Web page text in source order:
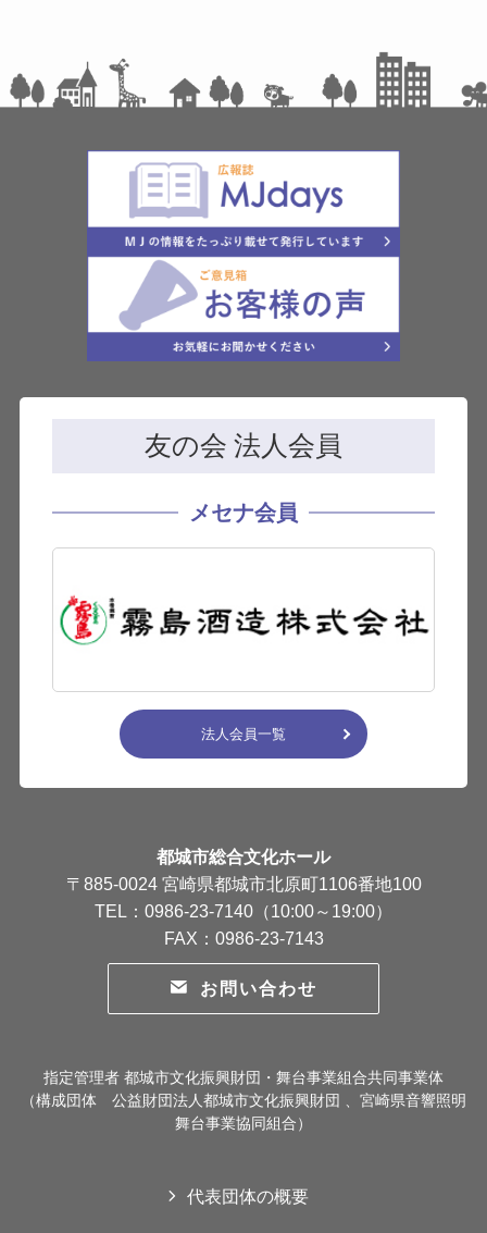
友の会 法人会員
メセナ会員
法人会員一覧
都城市総合文化ホール
〒885-0024 宮崎県都城市北原町1106番地100
TEL：0986-23-7140（10:00～19:00）
FAX：0986-23-7143
お問い合わせ
指定管理者 都城市文化振興財団・舞台事業組合共同事業体
（構成団体 公益財団法人都城市文化振興財団 、宮崎県音響照明
舞台事業協同組合）
代表団体の概要